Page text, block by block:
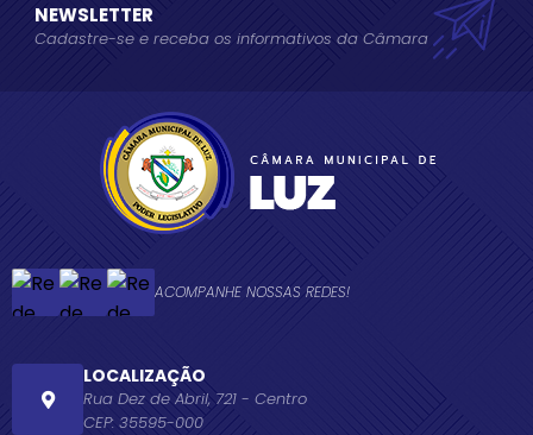
ACOMPANHE NOSSAS REDES!
LOCALIZAÇÃO
Rua Dez de Abril, 721 - Centro
CEP: 35595-000
NEWSLETTER
Cadastre-se e receba os informativos da Câmara